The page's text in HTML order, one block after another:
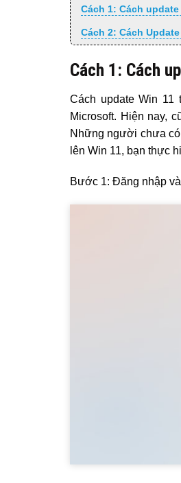
Cách 1: Cách
Cách 2: Cách
Cách 1: Cách
Cách update Win
Microsoft. Hiện nay,
Những người chưa có
lên Win 11, bạn thực
Bước 1: Đăng nhập